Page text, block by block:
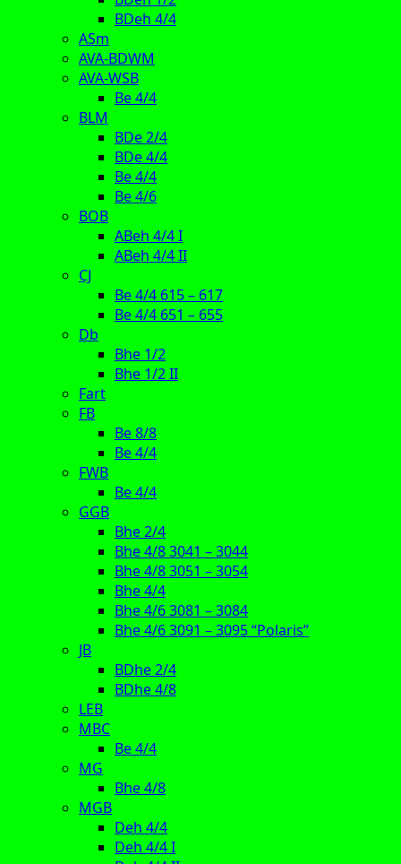
BDeh 4/4
ASm
AVA-BDWM
AVA-WSB
Be 4/4
BLM
BDe 2/4
BDe 4/4
Be 4/4
Be 4/6
BOB
ABeh 4/4 I
ABeh 4/4 II
CJ
Be 4/4 615 – 617
Be 4/4 651 – 655
Db
Bhe 1/2
Bhe 1/2 II
Fart
FB
Be 8/8
Be 4/4
FWB
Be 4/4
GGB
Bhe 2/4
Bhe 4/8 3041 – 3044
Bhe 4/8 3051 – 3054
Bhe 4/4
Bhe 4/6 3081 – 3084
Bhe 4/6 3091 – 3095 “Polaris”
JB
BDhe 2/4
BDhe 4/8
LEB
MBC
Be 4/4
MG
Bhe 4/8
MGB
Deh 4/4
Deh 4/4 I